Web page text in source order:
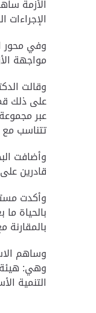
مواجهة الأزمة هي مسؤولية
وقالت
على ذلك
عبر
تتناسب مع
وأضافت
قادرين
وأكدت
بالحياة
وهي: هيئة
التنمية